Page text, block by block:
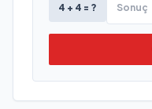
4 + 4 = ?